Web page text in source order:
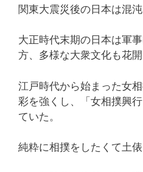
関東大震災後の日本は混沌
大正時代末期の日本は軍
方、多様な大衆文化も花開
江戸時代から始まった女
彩を強くし、「女相撲興
ていた。
純粋に相撲をしたくて土